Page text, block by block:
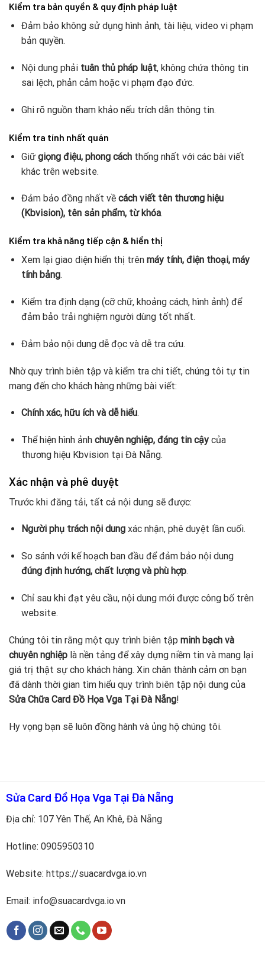
Kiểm tra bản quyền & quy định pháp luật
Đảm bảo không sử dụng hình ảnh, tài liệu, video vi phạm
bản quyền.
Nội dung phải tuân thủ pháp luật, không chứa thông tin
sai lệch, phản cảm hoặc vi phạm đạo đức.
Ghi rõ nguồn tham khảo nếu trích dẫn thông tin.
Kiểm tra tính nhất quán
Giữ giọng điệu, phong cáchthống nhất với các bài viết
khác trên website.
Đảm bảo đồng nhất về cách viết tên thương hiệu
(Kbvision), tên sản phẩm, từ khóa.
Kiểm tra khả năng tiếp cận & hiển thị
Xem lại giao diện hiển thị trên máy tính, điện thoại, máy
tính bảng.
Kiểm tra định dạng (cỡ chữ, khoảng cách, hình ảnh) để
đảm bảo trải nghiệm người dùng tốt nhất.
Đảm bảo nội dung dễ đọc và dễ tra cứu.
Nhờ quy trình biên tập và kiểm tra chi tiết, chúng tôi tự tin
mang đến cho khách hàng những bài viết:
Chính xác, hữu ích và dễ hiểu.
Thể hiện hình ảnh chuyên nghiệp, đáng tin cậycủa
thương hiệu Kbvision tại Đà Nẵng.
Xác nhận và phê duyệt
Trước khi đăng tải, tất cả nội dung sẽ được:
Người phụ trách nội dungxác nhận, phê duyệt lần cuối.
So sánh với kế hoạch ban đầu để đảm bảo nội dung
đúng định hướng, chất lượng và phù hợp.
Chỉ sau khi đạt yêu cầu, nội dung mới được công bố trên
website.
Chúng tôi tin rằng một quy trình biên tập minh bạch và
chuyên nghiệp là nền tảng để xây dựng niềm tin và mang lại
giá trị thật sự cho khách hàng. Xin chân thành cảm ơn bạn
đã dành thời gian tìm hiểu quy trình biên tập nội dung của
Sửa Chữa Card Đồ Họa Vga Tại Đà Nẵng!
Hy vọng bạn sẽ luôn đồng hành và ủng hộ chúng tôi.
Sửa Card Đồ Họa Vga Tại Đà Nẵng
Địa chỉ: 107 Yên Thế, An Khê, Đà Nẵng
Hotline: 0905950310
Website: https://suacardvga.io.vn
Email: info@suacardvga.io.vn